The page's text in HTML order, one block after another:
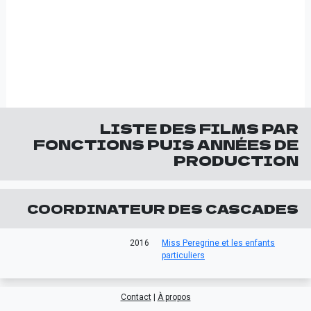
LISTE DES FILMS PAR
FONCTIONS PUIS ANNÉES DE
PRODUCTION
COORDINATEUR DES CASCADES
2016
Miss Peregrine et les enfants
particuliers
Contact| À propos